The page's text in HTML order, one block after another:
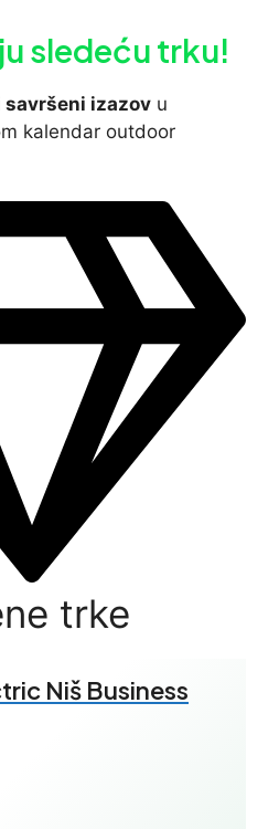
sledeću trku!
savršeni izazov u
kalendar outdoor
trke
Niš Business